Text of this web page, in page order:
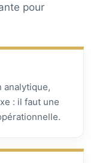
pour
analytique,
: il faut une